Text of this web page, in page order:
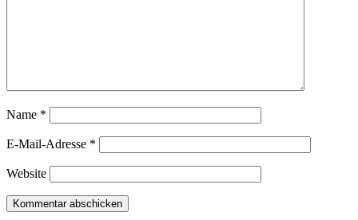
Name *
E-Mail-Adresse *
Website